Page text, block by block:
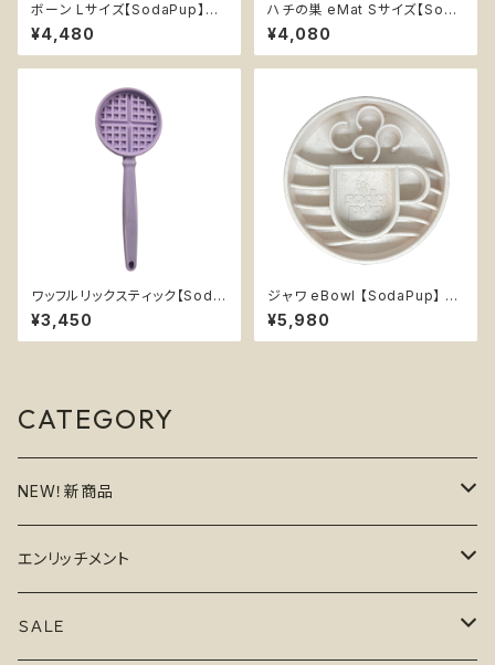
ボーン Lサイズ【SodaPup】丈
夫 カミカミ 持ってこい 高耐久
水に浮く 大型犬用噛むおもちゃ
ソダパップ PUP-X Rubber Bo
¥4,480
ハチの巣 eMat Sサイズ【Soda
Pup】難易度★★★ 早食い防
止皿 スローフィーダー 知育 エ
ンリッチメント ストレス解消 ソダ
¥4,080
ワッフルリックスティック【Soda
Pup】手持ち インターアクティブ
知育玩具 トレーニング ソダパッ
プ Soda Pup Waffle Lick St
¥3,450
ジャワ eBowl 【SodaPup】 早
食い防止皿 スローフィーダー
知育 エンリッチメント フードボ
ウル ソダパップ コーヒー Java
¥5,980
CATEGORY
NEW！新商品
6月の新商品
7月の新商品
エンリッチメント
フードボウル
ＳＡＬＥ